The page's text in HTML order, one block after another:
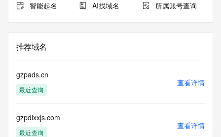
智能起名 AI找域名 所属账号查询
推荐域名
gzpads.cn
最近查询
查看详情
gzpdlxxjs.com
最近查询
查看详情